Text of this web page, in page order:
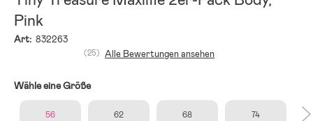
Pink
Art: 832263
(25) Alle Bewertungen ansehen
Wähle eine Größe
56 62 68 74